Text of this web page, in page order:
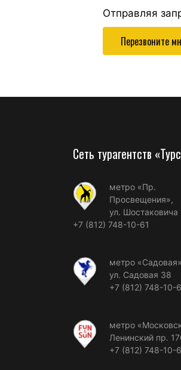
Отправляя
Перезвоните
Сеть турагентств
метро «Пр.
Просвещения»,
ул. Шостаковича
+7 (812) 748-10-61
метро
ул. Садовая 38
+7 (812) 748-10-
метро
Ленинский пр.
+7 (812) 748-10-